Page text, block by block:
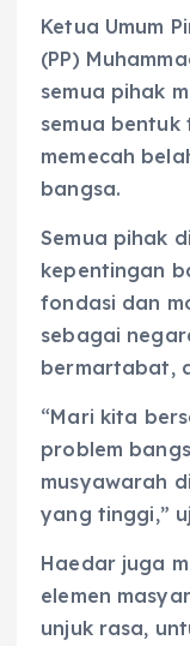
Ketua Umum
(PP)
semua pihak
semua
memecah
bangsa.
Semua pihak
kepentingan
fondasi dan
sebagai
bermartabat,
“Mari kita
problem
musyawarah
yang tinggi,”
Haedar juga
elemen
unjuk rasa,